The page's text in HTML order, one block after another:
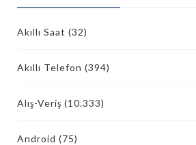
Akıllı Saat (32)
Akıllı Telefon (394)
Alış-Veriş (10.333)
Android (75)